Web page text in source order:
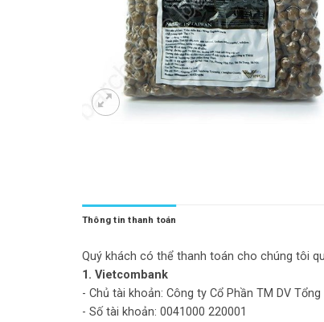
Thông tin thanh toán
Quý khách có thể thanh toán cho chúng tôi
1. Vietcombank
- Chủ tài khoản: Công ty Cổ Phần TM DV
- Số tài khoản: 0041000 220001